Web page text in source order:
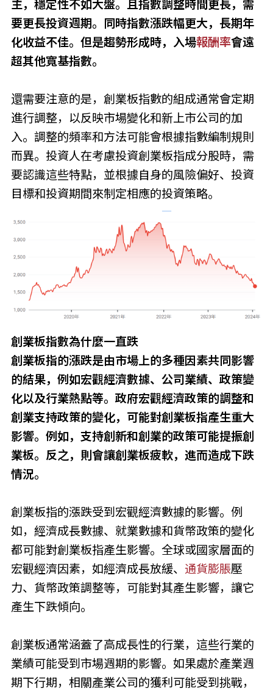
主，穩定性不如大盤。且指數調整時間更長，需
要更長投資週期。同時指數漲跌幅更大，長期年
化收益不佳。但是趨勢形成時，入場報酬率會遠
超其他寬基指數。
還需要注意的是，創業板指數的組成通常會定期
進行調整，以反映市場變化和新上市公司的加
入。調整的頻率和方法可能會根據指數編制規則
而異。投資人在考慮投資創業板指成分股時，需
要認識這些特點，並根據自身的風險偏好、投資
目標和投資期間來制定相應的投資策略。
創業板指數為什麼一直跌
創業板指的漲跌是由市場上的多種因素共同影響
的結果，例如宏觀經濟數據、公司業績、政策變
化以及行業熱點等。政府宏觀經濟政策的調整和
創業支持政策的變化，可能對創業板指產生重大
影響。例如，支持創新和創業的政策可能提振創
業板。反之，則會讓創業板疲軟，進而造成下跌
情況。
創業板指的漲跌受到宏觀經濟數據的影響。例
如，經濟成長數據、就業數據和貨幣政策的變化
都可能對創業板指產生影響。全球或國家層面的
宏觀經濟因素，如經濟成長放緩、 通貨膨脹壓
力、貨幣政策調整等，可能對其產生影響，讓它
產生下跌傾向。
創業板通常涵蓋了高成長性的行業，這些行業的
業績可能受到市場週期的影響。如果處於產業週
期下行期，相關產業公司的獲利可能受到挑戰，